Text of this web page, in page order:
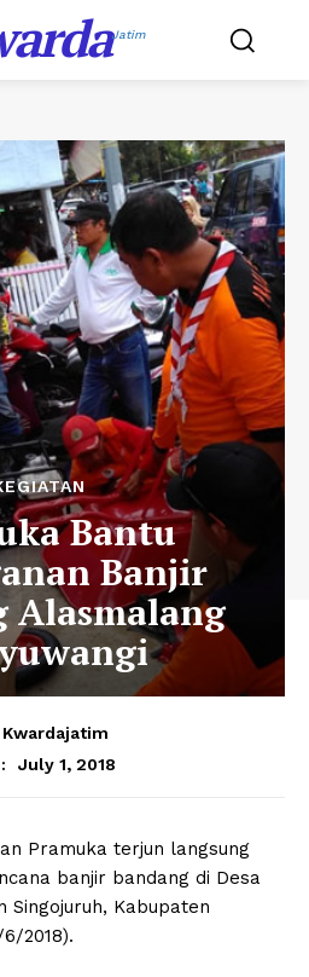
Jatim
Bantu
Banjir
Alasmalang
Kwardajatim
July 1, 2018
Pramuka terjun langsung
banjir bandang di Desa
Singojuruh, Kabupaten
2018).